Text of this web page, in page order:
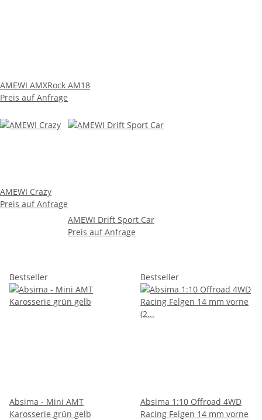
AMEWI AMXRock AM18
Preis auf Anfrage
AMEWI Crazy
Preis auf Anfrage
AMEWI Drift Sport Car
Preis auf Anfrage
Bestseller
Absima - Mini AMT
Karosserie grün gelb
Bestseller
Absima 1:10 Offroad 4WD
Racing Felgen 14 mm vorne